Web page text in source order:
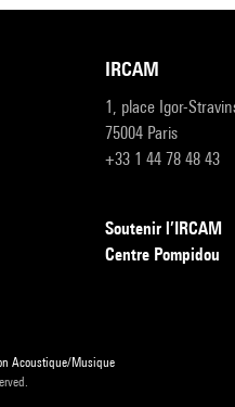
IRCAM
1, place Igor-
75004 Paris
+33 1 44 78 48 43
Soutenir l’IRCAM
Centre Pompidou
Acoustique/Musique